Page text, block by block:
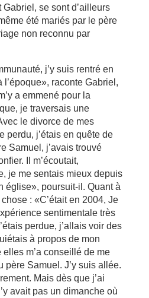
se sont d’ailleurs
été mariés par le père
non reconnu par
j’y suis rentré en
l’époque», raconte Gabriel,
a emmené pour la
je traversais une
le divorce de mes
perdu, j’étais en quête de
Samuel, j’avais trouvé
Il m’écoutait,
je me sentais mieux depuis
église», poursuit-il. Quant à
: «C’était en 2004, Je
sentimentale très
perdue, j’allais voir des
à propos de mon
elles m’a conseillé de me
père Samuel. J’y suis allée.
Mais dès que j’ai
avait pas un dimanche où